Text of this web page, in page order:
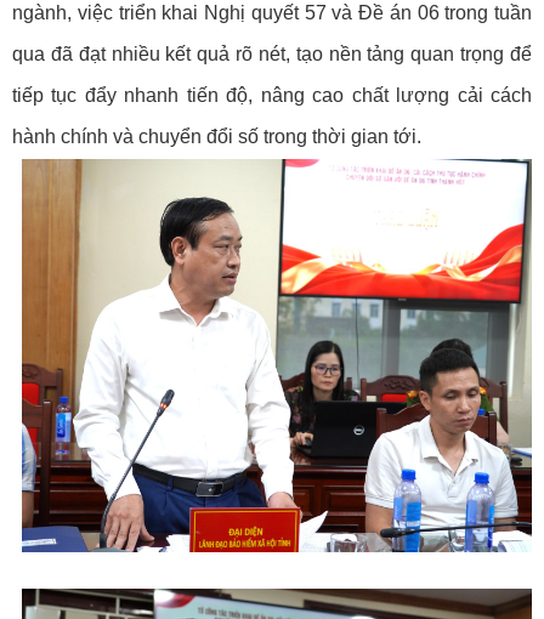
ngành, việc triển khai Nghị quyết 57 và Đề án 06 trong tuần
qua đã đạt nhiều kết quả rõ nét, tạo nền tảng quan trọng để
tiếp tục đẩy nhanh tiến độ, nâng cao chất lượng cải cách
hành chính và chuyển đổi số trong thời gian tới.